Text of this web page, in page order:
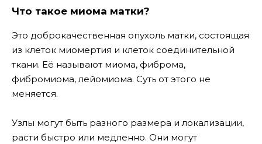
Что такое миома матки?
Это доброкачественная опухоль матки, состоящая
из клеток миомертия и клеток соединительной
ткани. Её называют миома, фиброма,
фибромиома, лейомиома. Суть от этого не
меняется.
Узлы могут быть разного размера и локализации,
расти быстро или медленно. Они могут